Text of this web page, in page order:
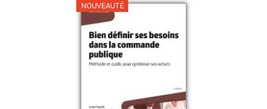
NOUVEAUTÉ